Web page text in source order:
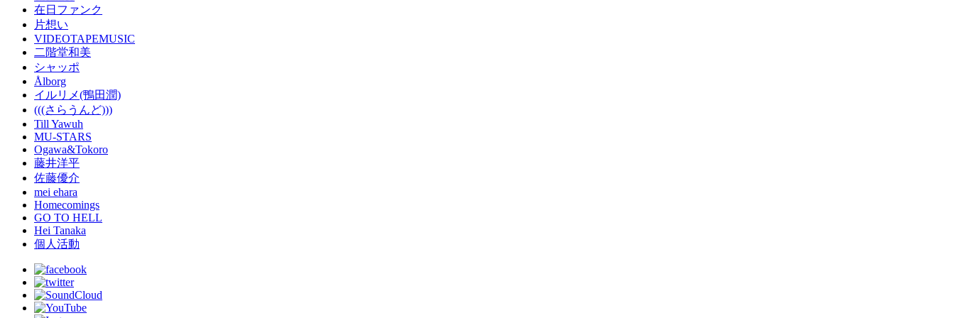
在日ファンク
片想い
VIDEOTAPEMUSIC
二階堂和美
シャッポ
Ålborg
イルリメ(鴨田潤)
(((さらうんど)))
Till Yawuh
MU-STARS
Ogawa&Tokoro
藤井洋平
佐藤優介
mei ehara
Homecomings
GO TO HELL
Hei Tanaka
個人活動